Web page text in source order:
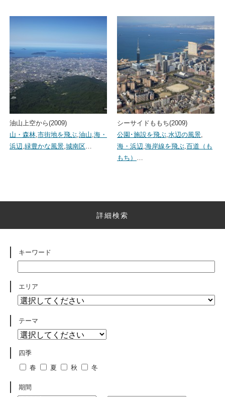
油山上空から(2009)
山・森林,市街地を飛ぶ,油山,海・
浜辺,緑豊かな風景,城南区…
シーサイドももち(2009)
公園･施設を飛ぶ,水辺の風景,
海・浜辺,海岸線を飛ぶ,百道（も
もち） …
詳細検索
キーワード
エリア
テーマ
四季
春
夏 秋 冬
期間